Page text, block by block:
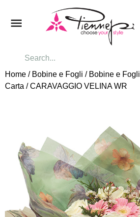
Home / Bobine e Fogli / Bobine e Fogli
Carta / CARAVAGGIO VELINA WR